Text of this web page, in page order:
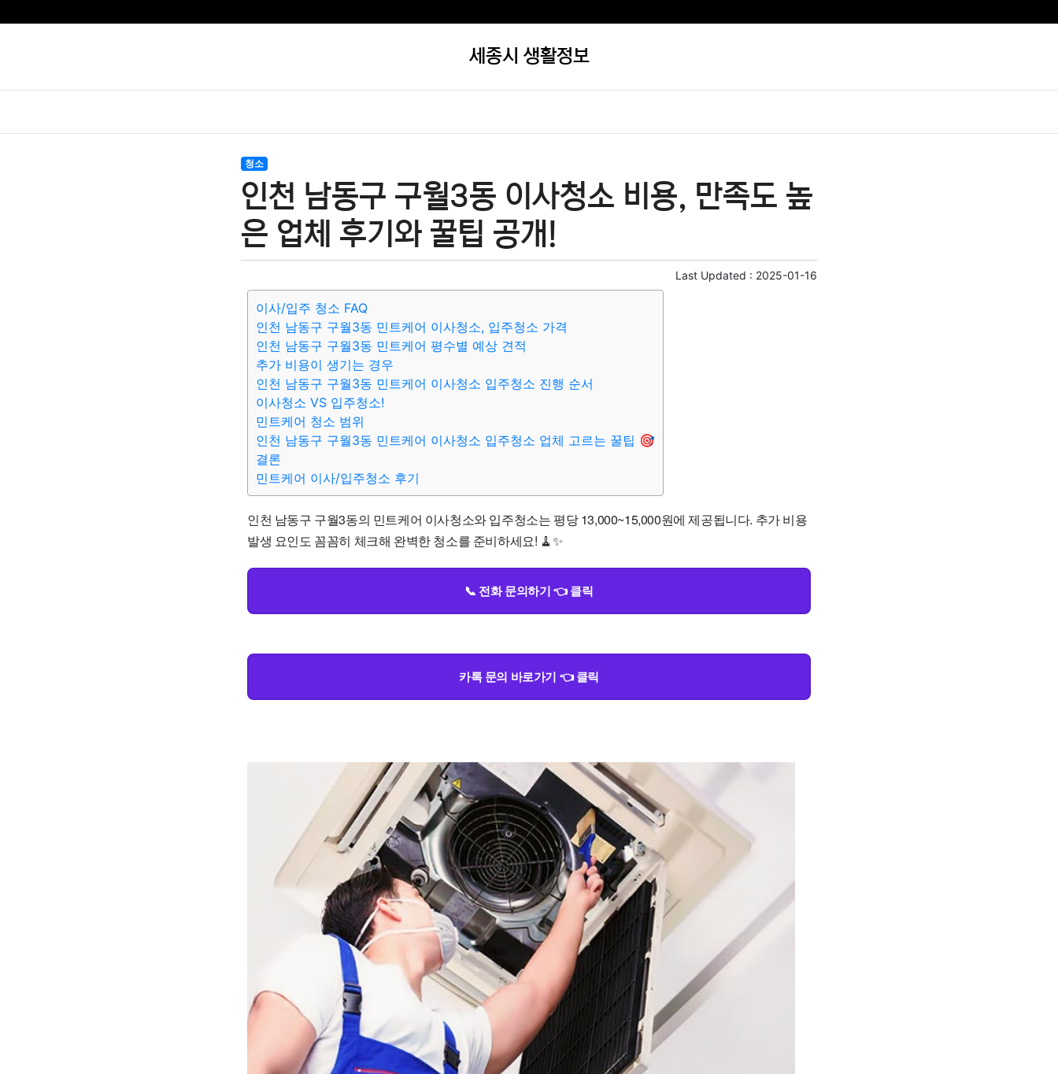
세종시 생활정보
청소
인천 남동구 구월3동 이사청소 비용, 만족도 높
은 업체 후기와 꿀팁 공개!
Last Updated : 2025-01-16
이사/입주 청소 FAQ
인천 남동구 구월3동 민트케어 이사청소, 입주청소 가격
인천 남동구 구월3동 민트케어 평수별 예상 견적
추가 비용이 생기는 경우
인천 남동구 구월3동 민트케어 이사청소 입주청소 진행 순서
이사청소 VS 입주청소!
민트케어 청소 범위
인천 남동구 구월3동 민트케어 이사청소 입주청소 업체 고르는 꿀팁 🎯
결론
민트케어 이사/입주청소 후기
인천 남동구 구월3동의 민트케어 이사청소와 입주청소는 평당 13,000~15,000원에 제공됩니다. 추가 비용
발생 요인도 꼼꼼히 체크해 완벽한 청소를 준비하세요! 🧹✨
📞 전화 문의하기 👈 클릭
카톡 문의 바로가기 👈 클릭